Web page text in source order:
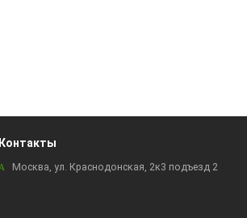
Контакты
Москва, ул. Краснодонская, 2к3 подъезд 2